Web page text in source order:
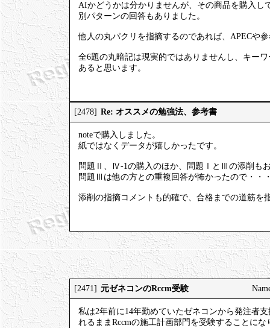
AIかどうかは分かりませんが、その商品を購入し
別パターンの回答もありました。
他人の丸パクリを指摘するのであれば、APECや
全6題の丸暗記は現実的ではありませんし、キー
あると思います。
[2478] Re: オススメの勉強法、参考書
noteで購入しました。
紙ではなくデータが嬉しかったです。
問題Ⅱ、Ⅳ-1の購入のほか、問題ⅠとⅢの添削も
問題Ⅲは他の方との重複回答が怖かったので・・
添削の指摘コメントも的確で、合格までの道筋を
[2471] 元ゼネコンのRccm受験
私は2年前に14年勤めていたゼネコンから発注者
れるままRccmの施工計画部門を受験することに